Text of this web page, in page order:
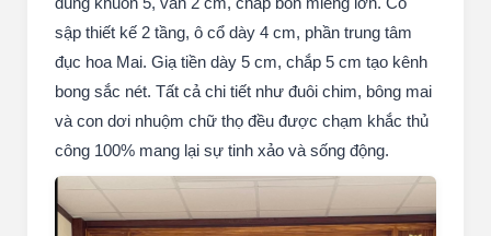
sập thiết kế 2 tầng, ô cổ dày 4 cm, phần trung tâm
đục hoa Mai. Giạ tiền dày 5 cm, chắp 5 cm tạo kênh
bong sắc nét. Tất cả chi tiết như đuôi chim, bông mai
và con dơi nhuộm chữ thọ đều được chạm khắc thủ
công 100% mang lại sự tinh xảo và sống động.